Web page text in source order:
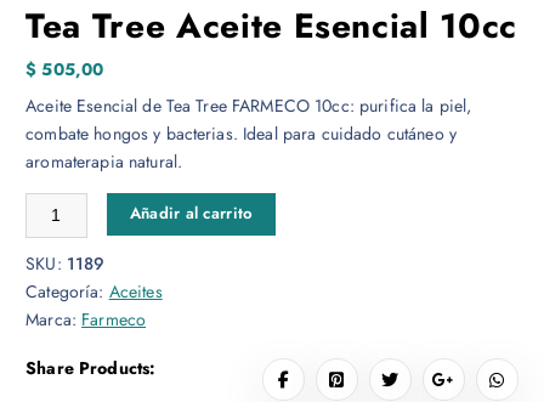
Tea Tree Aceite Esencial 10cc
$ 505,00
Aceite Esencial de Tea Tree FARMECO 10cc: purifica la piel,
combate hongos y bacterias. Ideal para cuidado cutáneo y
aromaterapia natural.
Tea Tree Aceite Esencial 10cc cantidad
Añadir al carrito
SKU: 1189
Categoría: Aceites
Marca: Farmeco
Share Products: